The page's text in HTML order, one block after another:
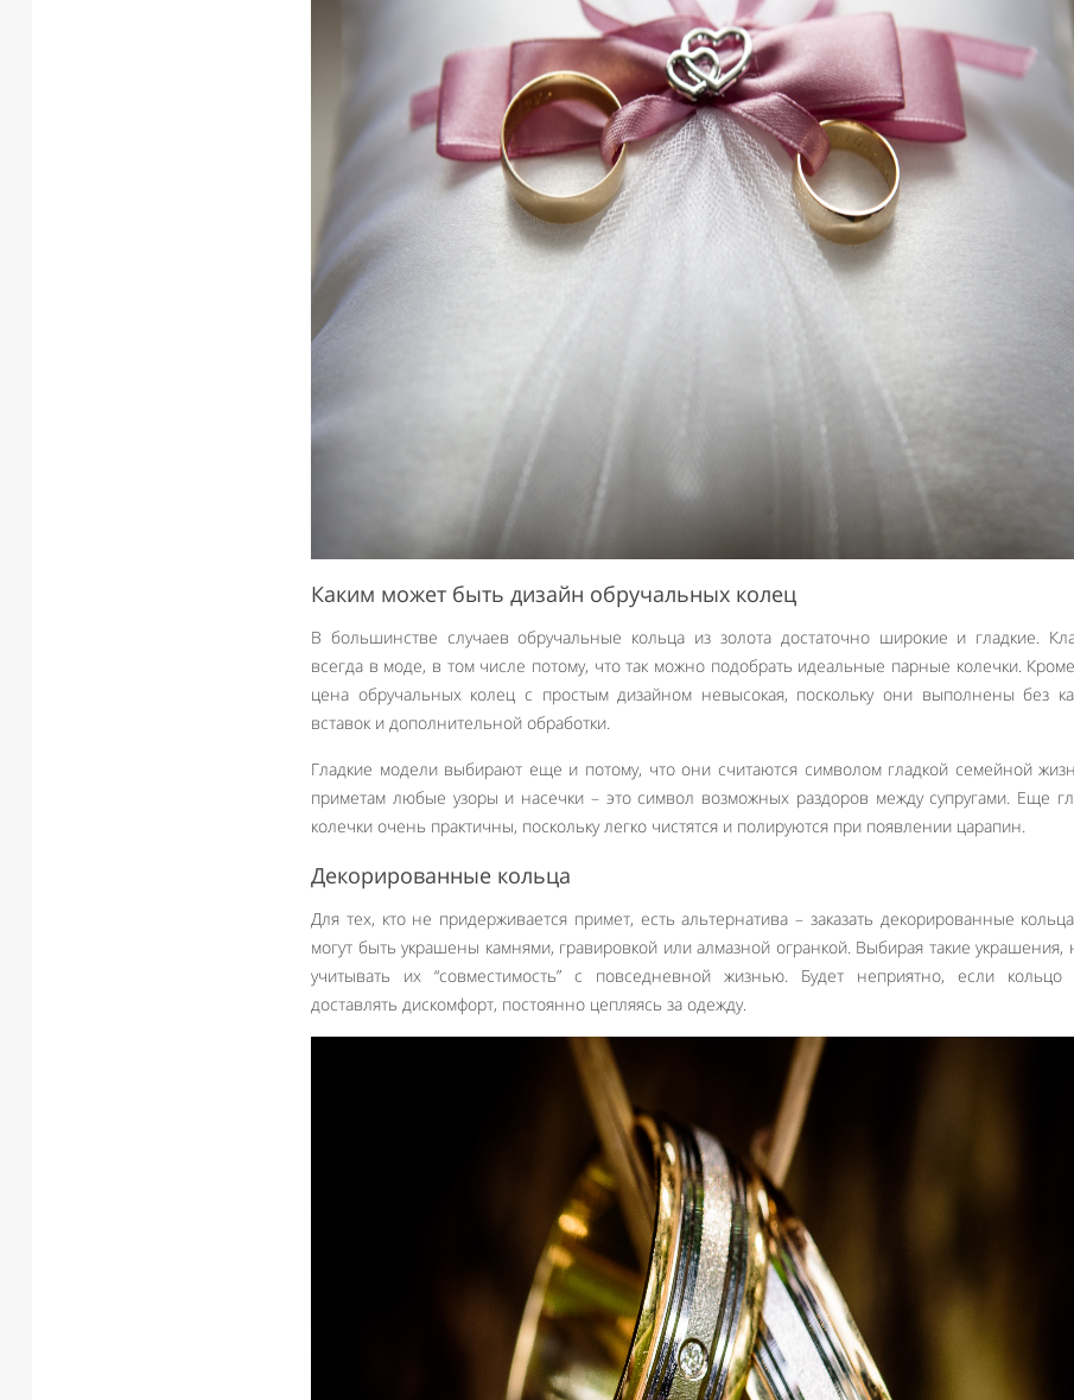
Каким может быть дизайн обручальных колец
В большинстве случаев обручальные кольца из золота достаточно широкие и гладкие.
всегда в моде, в том числе потому, что так можно подобрать идеальные парные колечки.
цена обручальных колец с простым дизайном невысокая, поскольку они выполнены без
вставок и дополнительной обработки.
Гладкие модели выбирают еще и потому, что они считаются символом гладкой семейной
приметам любые узоры и насечки – это символ возможных раздоров между супругами. Еще
колечки очень практичны, поскольку легко чистятся и полируются при появлении царапин.
Декорированные кольца
Для тех, кто не придерживается примет, есть альтернатива – заказать декорированные
могут быть украшены камнями, гравировкой или алмазной огранкой. Выбирая такие украшения,
учитывать их “совместимость” с повседневной жизнью. Будет неприятно, если кольцо
доставлять дискомфорт, постоянно цепляясь за одежду.
Like It